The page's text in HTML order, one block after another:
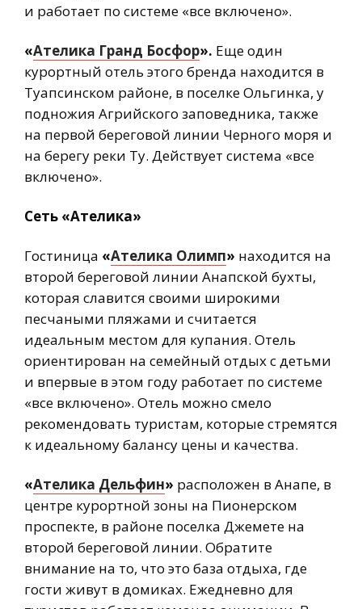
и работает по системе «все включено».
«Ателика Гранд Босфор». Еще один
курортный отель этого бренда находится в
Туапсинском районе, в поселке Ольгинка, у
подножия Агрийского заповедника, также
на первой береговой линии Черного моря и
на берегу реки Ту. Действует система «все
включено».
Сеть «Ателика»
Гостиница «Ателика Олимп» находится на
второй береговой линии Анапской бухты,
которая славится своими широкими
песчаными пляжами и считается
идеальным местом для купания. Отель
ориентирован на семейный отдых с детьми
и впервые в этом году работает по системе
«все включено». Отель можно смело
рекомендовать туристам, которые стремятся
к идеальному балансу цены и качества.
«Ателика Дельфин» расположен в Анапе, в
центре курортной зоны на Пионерском
проспекте, в районе поселка Джемете на
второй береговой линии. Обратите
внимание на то, что это база отдыха, где
гости живут в домиках. Ежедневно для